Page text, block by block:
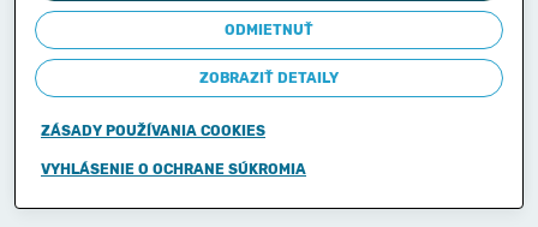
Vzťahy k účtom
klientov
Štátnej
pokladnice
skupina 20)
ODMIETNUŤ
ZOBRAZIŤ DETAILY
ZÁSADY POUŽÍVANIA COOKIES
VYHLÁSENIE O OCHRANE SÚKROMIA